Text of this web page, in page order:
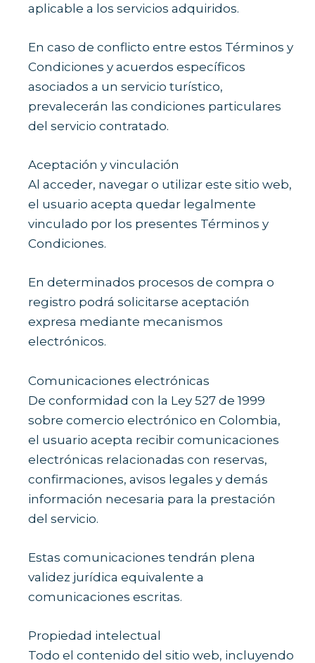
aplicable a los servicios adquiridos.
En caso de conflicto entre estos Términos y
Condiciones y acuerdos específicos
asociados a un servicio turístico,
prevalecerán las condiciones particulares
del servicio contratado.
Aceptación y vinculación
Al acceder, navegar o utilizar este sitio web,
el usuario acepta quedar legalmente
vinculado por los presentes Términos y
Condiciones.
En determinados procesos de compra o
registro podrá solicitarse aceptación
expresa mediante mecanismos
electrónicos.
Comunicaciones electrónicas
De conformidad con la Ley 527 de 1999
sobre comercio electrónico en Colombia,
el usuario acepta recibir comunicaciones
electrónicas relacionadas con reservas,
confirmaciones, avisos legales y demás
información necesaria para la prestación
del servicio.
Estas comunicaciones tendrán plena
validez jurídica equivalente a
comunicaciones escritas.
Propiedad intelectual
Todo el contenido del sitio web, incluyendo